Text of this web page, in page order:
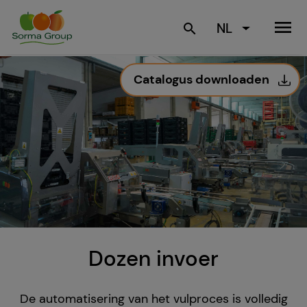
search NL menu
Dozen invoer
Catalogus downloaden
De automatisering van het vulproces is volledig